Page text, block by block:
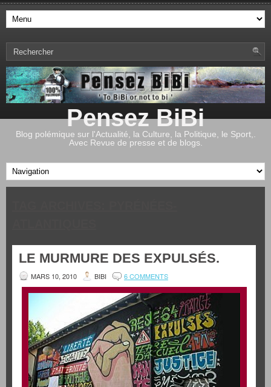
Pensez BiBi
Blog polémique sur l'Actualité, la Culture, la Politique, le Sport,.
Avec Revue de presse et de blogs.
LE MURMURE DES EXPULSÉS.
MARS 10, 2010 BIBI 6 COMMENTS